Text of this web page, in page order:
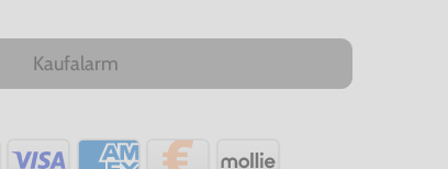
Kaufalarm